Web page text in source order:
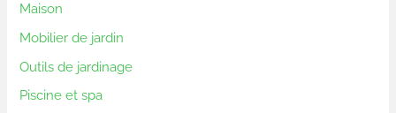
Maison
Mobilier de jardin
Outils de jardinage
Piscine et spa